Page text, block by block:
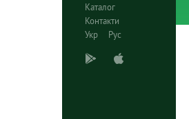
Каталог
Контакти
Укр
Рус